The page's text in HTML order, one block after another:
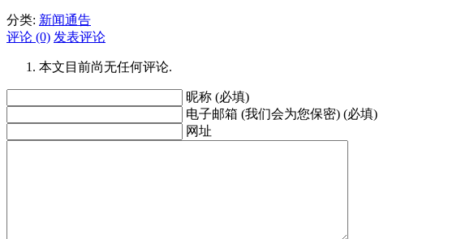
分类: 新闻通告
评论 (0) 发表评论
本文目前尚无任何评论.
昵称 (必填)
电子邮箱 (我们会为您保密) (必填)
网址